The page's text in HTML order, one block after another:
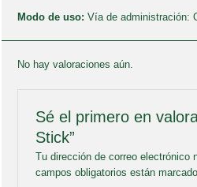
Modo de uso: Vía de administración:
No hay valoraciones aún.
Sé el primero en
Stick”
Tu dirección de correo electrónico
campos obligatorios están